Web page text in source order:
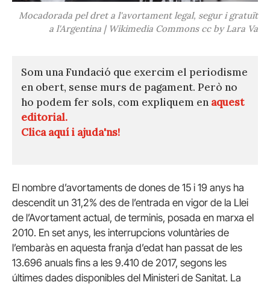
Mocadorada pel dret a l'avortament legal, segur i gratuït
a l'Argentina | Wikimedia Commons cc by Lara Va
Som una Fundació que exercim el periodisme
en obert, sense murs de pagament. Però no
ho podem fer sols, com expliquem en aquest
editorial.
Clica aquí i ajuda'ns!
El nombre d’avortaments de dones de 15 i 19 anys ha
descendit un 31,2% des de l’entrada en vigor de la Llei
de l’Avortament actual, de terminis, posada en marxa el
2010. En set anys, les interrupcions voluntàries de
l’embaràs en aquesta franja d’edat han passat de les
13.696 anuals fins a les 9.410 de 2017, segons les
últimes dades disponibles del Ministeri de Sanitat. La